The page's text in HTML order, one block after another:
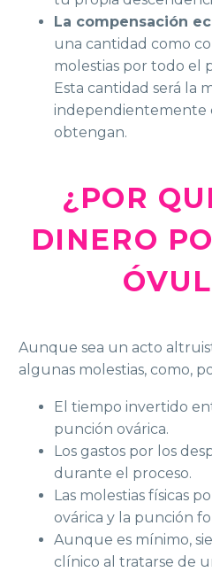
La compensación
una cantidad como
molestias por todo el
Esta cantidad será la
independientemente
obtengan.
¿POR
DINERO
Aunque sea un acto
algunas molestias, como,
El tiempo invertido
punción ovárica.
Los gastos por los
durante el proceso.
Las molestias físicas
ovárica y la punción
Aunque es mínimo,
clínico al tratarse de